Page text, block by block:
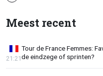
Meest recent
Tour de France Femmes:
de eindzege of sprinten?
21:21